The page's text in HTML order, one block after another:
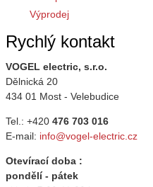
Výprodej
Rychlý kontakt
VOGEL electric, s.r.o.
Dělnická 20
434 01 Most - Velebudice
Tel.: +420 476 703 016
E-mail: info@vogel-electric.cz
Otevírací doba :
pondělí - pátek